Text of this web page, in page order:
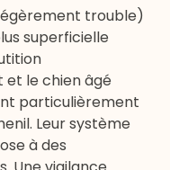
trouble)
superficielle
et le chien âgé
particulièrement
Leur système
à des